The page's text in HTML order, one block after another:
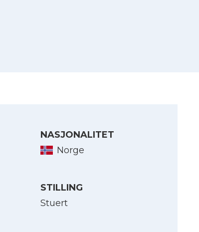
NASJONALITET
Norge
STILLING
Stuert